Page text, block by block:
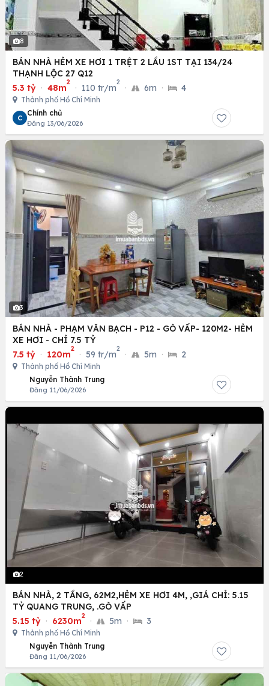
8
BÁN NHÀ HẺM XE HƠI 1 TRỆT 2 LẦU 1ST TẠI 134/24
THẠNH LỘC 27 Q12
5.3 tỷ · 48m
2
· 110 tr/m
2
· 6m · 4
Thành phố Hồ Chí Minh
C
Chính chủ
Đăng 13/06/2026
3
BÁN NHÀ - PHẠM VĂN BẠCH - P12 - GÒ VẤP- 120M2- HẺM
XE HƠI - CHỈ 7.5 TỶ
7.5 tỷ · 120m
2
· 59 tr/m
2
· 5m · 2
Thành phố Hồ Chí Minh
Nguyễn Thành Trung
Đăng 11/06/2026
2
BÁN NHÀ, 2 TẦNG, 62M2,HẺM XE HƠI 4M, ,GIÁ CHỈ: 5.15
TỶ QUANG TRUNG, .GÒ VẤP
5.15 tỷ · 6230m
2
· 5m · 3
Thành phố Hồ Chí Minh
Nguyễn Thành Trung
Đăng 11/06/2026